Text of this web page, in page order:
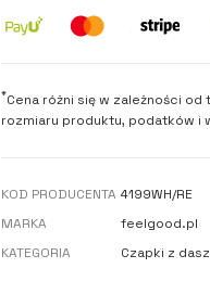
*Cena różni się w zależności
rozmiaru produktu, podatków i
KOD PRODUCENTA 4199WH/RE
MARKA
feelgood.pl
KATEGORIA
Czapki z